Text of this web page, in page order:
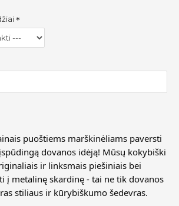
puoštiems marškinėliams paversti
dovanos idėją! Mūsų kokybiški
ir linksmais piešiniais bei
į metalinę skardinę - tai ne tik dovanos
stiliaus ir kūrybiškumo šedevras.